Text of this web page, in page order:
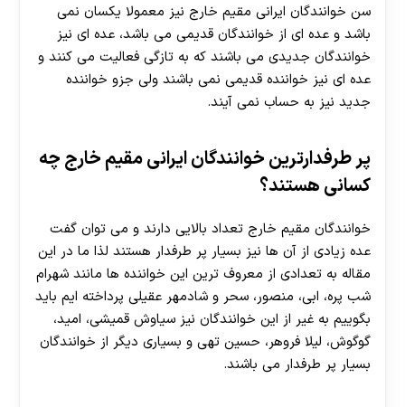
سن خوانندگان ایرانی مقیم خارج نیز معمولا یکسان نمی
باشد و عده ای از خوانندگان قدیمی می باشد، عده ای نیز
خوانندگان جدیدی می باشند که به تازگی فعالیت می کنند و
عده ای نیز خواننده قدیمی نمی باشند ولی جزو خواننده
جدید نیز به حساب نمی آیند.
پر طرفدارترین خوانندگان ایرانی مقیم خارج چه
کسانی هستند؟
خوانندگان مقیم خارج تعداد بالایی دارند و می توان گفت
عده زیادی از آن ها نیز بسیار پر طرفدار هستند لذا ما در این
مقاله به تعدادی از معروف ترین این خواننده ها مانند شهرام
شب پره، ابی، منصور، سحر و شادمهر عقیلی پرداخته ایم باید
بگوییم به غیر از این خوانندگان نیز سیاوش قمیشی، امید،
گوگوش، لیلا فروهر، حسین تهی و بسیاری دیگر از خوانندگان
بسیار پر طرفدار می باشند.